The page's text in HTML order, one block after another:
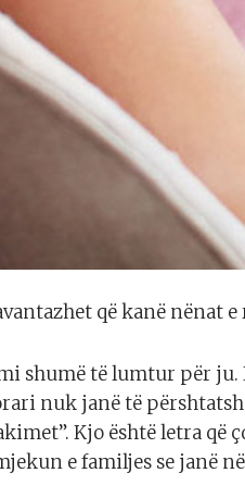
që kanë nënat
shumë të lumtur për ju.
nuk janë të
Kjo është letra që
e familjes se janë